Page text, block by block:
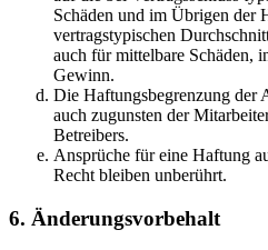
Schäden und im Übrigen der
vertragstypischen
auch für mittelbare Schäden,
Gewinn.
Die Haftungsbegrenzung der
auch zugunsten der
Betreibers.
Ansprüche für eine Haftung
Recht bleiben unberührt.
6. Änderungsvorbehalt